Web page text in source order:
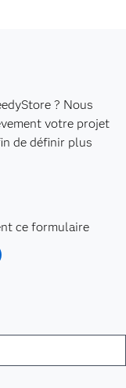
? Nous
votre projet
de définir plus
ce formulaire